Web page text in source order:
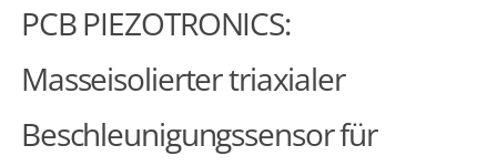
PCB PIEZOTRONICS:
Masseisolierter triaxialer
Beschleunigungssensor für